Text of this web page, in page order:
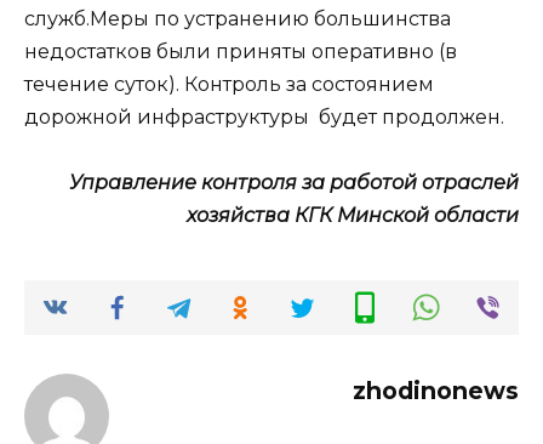
служб.Меры по устранению большинства
недостатков были приняты оперативно (в
течение суток). Контроль за состоянием
дорожной инфраструктуры будет продолжен.
Управление контроля за работой отраслей
хозяйства КГК Минской области
zhodinonews